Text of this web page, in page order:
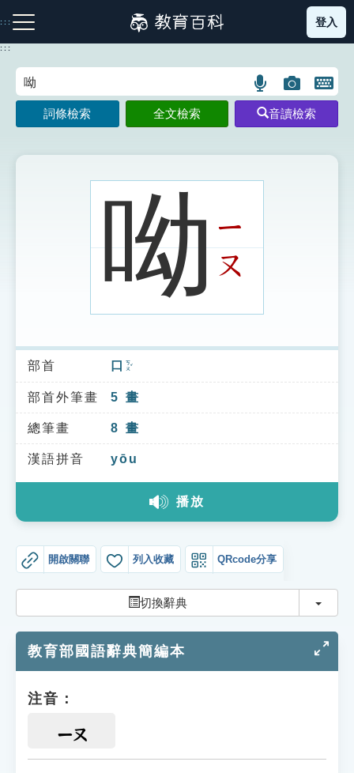
到
主
:::
注音索引圖示 筆畫索引圖示 部首索引表圖示
索引選單
知識索引
單字索引
生命大百科索引
教學應用
貓頭鷹博士
登入
:::
語
言
搜
示
圖
片
搜
開
鍵
圖
詞條檢索 全文檢索 音讀檢索
呦ㄧ
ㄡ
部首 口 ㄎㄡˇ
部首外筆畫 5 畫
總筆畫 8 畫
漢語拼音 yōu
播放
開啟關聯 列入收藏 QRcode分享
切換辭典 切換
教育部國語辭典簡編本
注音：
ㄧㄡ